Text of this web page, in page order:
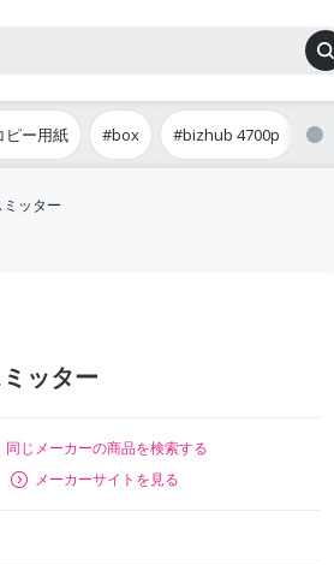
ピー用紙 #box #bizhub 4700p
ッター
ッター
同じメーカーの商品を検索する
メーカーサイトを見る